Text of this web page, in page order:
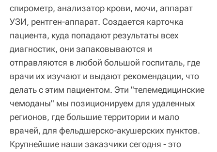
спирометр, анализатор крови, мочи, аппарат
УЗИ, рентген-аппарат. Создается карточка
пациента, куда попадают результаты всех
диагностик, они запаковываются и
отправляются в любой большой госпиталь, где
врачи их изучают и выдают рекомендации, что
делать с этим пациентом. Эти "телемедицинские
чемоданы" мы позиционируем для удаленных
регионов, где большие территории и мало
врачей, для фельдшерско-акушерских пунктов.
Крупнейшие наши заказчики сегодня - это